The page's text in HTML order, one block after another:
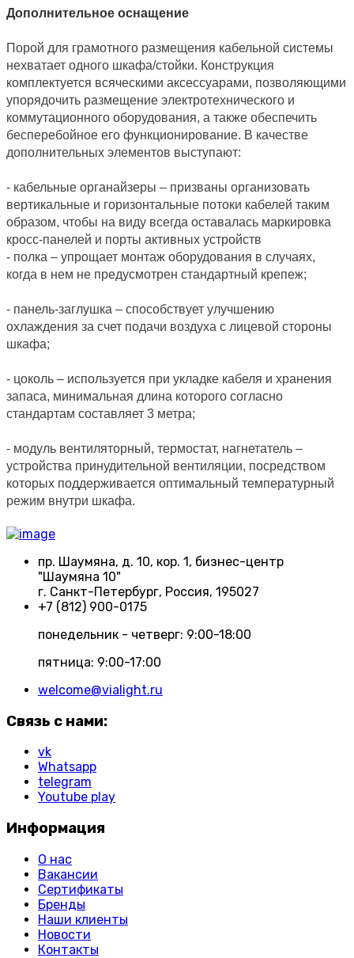
Дополнительное оснащение
Порой для грамотного размещения кабельной системы
нехватает одного шкафа/стойки. Конструкция
комплектуется всяческими аксессуарами, позволяющими
упорядочить размещение электротехнического и
коммутационного оборудования, а также обеспечить
бесперебойное его функционирование. В качестве
дополнительных элементов выступают:
- кабельные органайзеры – призваны организовать
вертикальные и горизонтальные потоки кабелей таким
образом, чтобы на виду всегда оставалась маркировка
кросс-панелей и порты активных устройств
- полка – упрощает монтаж оборудования в случаях,
когда в нем не предусмотрен стандартный крепеж;
- панель-заглушка – способствует улучшению
охлаждения за счет подачи воздуха с лицевой стороны
шкафа;
- цоколь – используется при укладке кабеля и хранения
запаса, минимальная длина которого согласно
стандартам составляет 3 метра;
- модуль вентиляторный, термостат, нагнетатель –
устройства принудительной вентиляции, посредством
которых поддерживается оптимальный температурный
режим внутри шкафа.
пр. Шаумяна, д. 10, кор. 1, бизнес-центр
"Шаумяна 10"
г. Санкт-Петербург, Россия, 195027
+7 (812) 900-0175
понедельник - четверг: 9:00-18:00
пятница: 9:00-17:00
welcome@vialight.ru
Связь с нами:
vk
Whatsapp
telegram
Youtube play
Информация
О нас
Вакансии
Сертификаты
Бренды
Наши клиенты
Новости
Контакты